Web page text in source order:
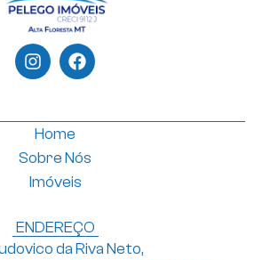
Home
Sobre Nós
Imóveis
ENDEREÇO
da Riva Neto,